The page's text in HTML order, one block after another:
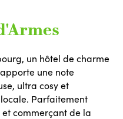
un hôtel de charme
une note
ultra cosy et
Parfaitement
commerçant de la